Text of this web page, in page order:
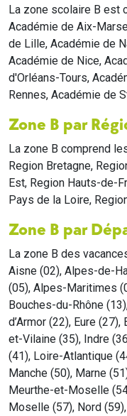
La zone scolaire B est
Académie de Aix-
de Lille, Académie de
Académie de Nice,
d'Orléans-Tours,
Rennes, Académie de
Zone B par
La zone B comprend
Region Bretagne,
Est, Region Hauts-de-
Pays de la Loire,
Zone B par
La zone B des
Aisne (02), Alpes-de-
(05), Alpes-Maritimes
Bouches-du-Rhône
d’Armor (22), Eure
et-Vilaine (35), Indre
(41), Loire-Atlantique
Manche (50), Marne
Meurthe-et-Moselle
Moselle (57), Nord